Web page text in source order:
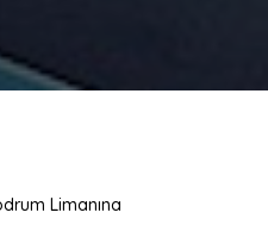
Limanına